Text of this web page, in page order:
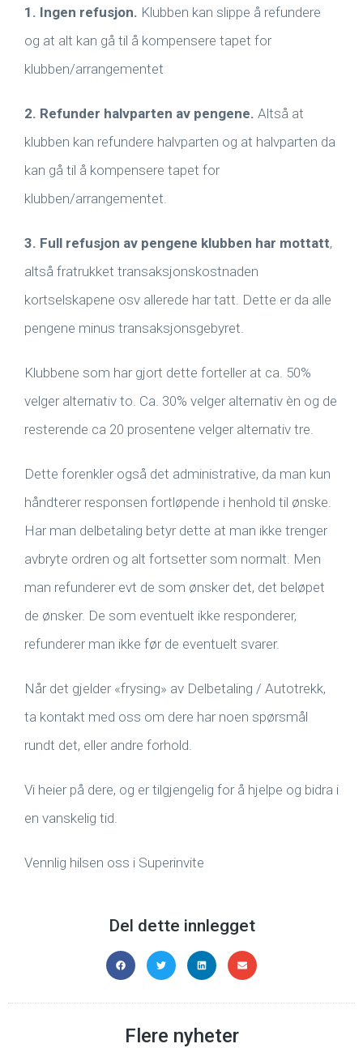
1. Ingen refusjon. Klubben kan slippe å refundere
og at alt kan gå til å kompensere tapet for
klubben/arrangementet
2. Refunder halvparten av pengene. Altså at
klubben kan refundere halvparten og at halvparten da
kan gå til å kompensere tapet for
klubben/arrangementet.
3. Full refusjon av pengene klubben har mottatt,
altså fratrukket transaksjonskostnaden
kortselskapene osv allerede har tatt. Dette er da alle
pengene minus transaksjonsgebyret.
Klubbene som har gjort dette forteller at ca. 50%
velger alternativ to. Ca. 30% velger alternativ èn og de
resterende ca 20 prosentene velger alternativ tre.
Dette forenkler også det administrative, da man kun
håndterer responsen fortløpende i henhold til ønske.
Har man delbetaling betyr dette at man ikke trenger
avbryte ordren og alt fortsetter som normalt. Men
man refunderer evt de som ønsker det, det beløpet
de ønsker. De som eventuelt ikke responderer,
refunderer man ikke før de eventuelt svarer.
Når det gjelder «frysing» av Delbetaling / Autotrekk,
ta kontakt med oss om dere har noen spørsmål
rundt det, eller andre forhold.
Vi heier på dere, og er tilgjengelig for å hjelpe og bidra i
en vanskelig tid.
Vennlig hilsen oss i Superinvite
Del dette innlegget
Flere nyheter